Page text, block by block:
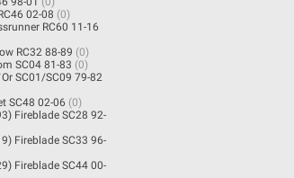
02-08 (0)
RC60 11-16
RC32 88-89 (0)
SC04 81-83 (0)
SC01/SC09 79-82
SC48 02-06 (0)
Fireblade SC28 92-
Fireblade SC33 96-
Fireblade SC44 00-